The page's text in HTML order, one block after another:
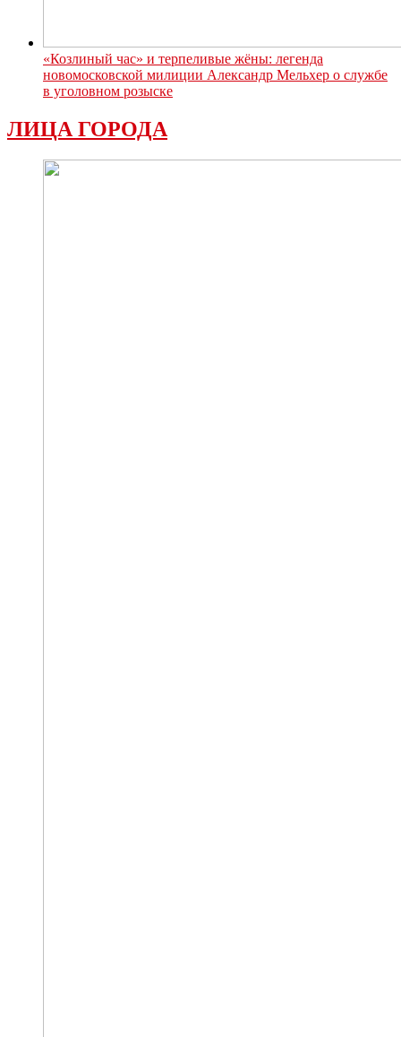
«Козлиный час» и терпеливые жёны: легенда
новомосковской милиции Александр Мельхер о службе
в уголовном розыске
ЛИЦА ГОРОДА